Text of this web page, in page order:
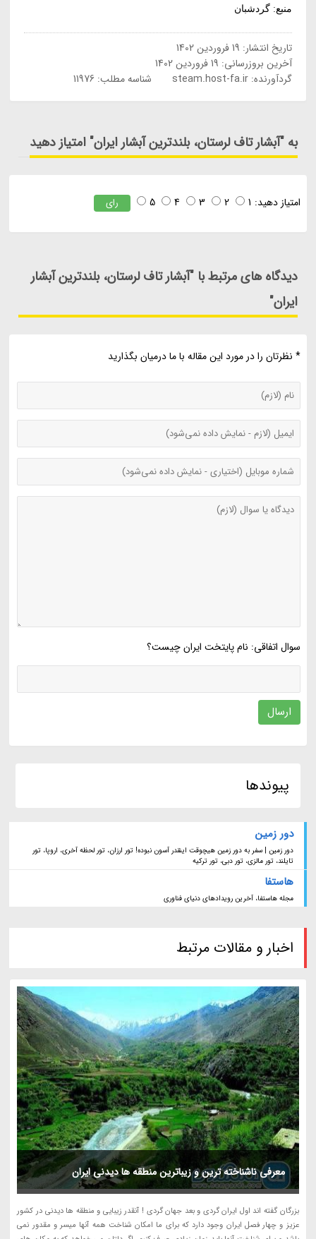
منبع: گردشبان
تاریخ انتشار: 19 فروردین 1402
آخرین بروزرسانی: 19 فروردین 1402
گردآورنده:steam.host-fa.ir شناسه مطلب: 11976
به "آبشار تاف لرستان، بلندترین آبشار ایران" امتیاز دهید
امتیاز دهید: 1
2
3
4
5 رای
دیدگاه های مرتبط با "آبشار تاف لرستان، بلندترین آبشار
ایران"
* نظرتان را در مورد این مقاله با ما درمیان بگذارید
سوال اتفاقی: نام پایتخت ایران چیست؟
ارسال
پیوندها
دور زمین
دور زمین | سفر به دور زمین هیچوقت اینقدر آسون نبوده! تور ارزان، تور لحظه آخری، اروپا، تور
تایلند، تور مالزی، تور دبی، تور ترکیه
هاستفا
مجله هاستفا، آخرین رویدادهای دنیای فناوری
اخبار و مقالات مرتبط
معرفی ناشناخته ترین و زیباترین منطقه ها دیدنی ایران
بزرگان گفته اند اول ایران گردی و بعد جهان گردی ! آنقدر زیبایی و منطقه ها دیدنی در کشور
عزیز و چهار فصل ایران وجود دارد که برای ما امکان شناخت همه آنها میسر و مقدور نمی